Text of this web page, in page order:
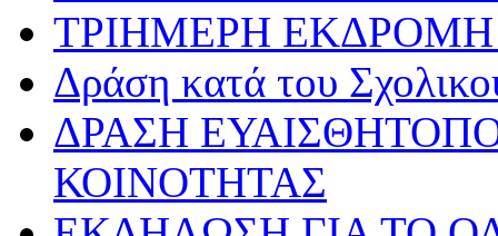
ΤΡΙΗΜΕΡΗ ΕΚΔΡΟΜΗ
Δράση κατά του
ΔΡΑΣΗ
ΚΟΙΝΟΤΗΤΑΣ